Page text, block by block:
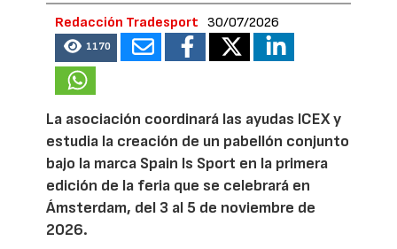
Redacción Tradesport 30/07/2026
1170
La asociación coordinará las ayudas ICEX y
estudia la creación de un pabellón conjunto
bajo la marca Spain Is Sport en la primera
edición de la feria que se celebrará en
Ámsterdam, del 3 al 5 de noviembre de
2026.